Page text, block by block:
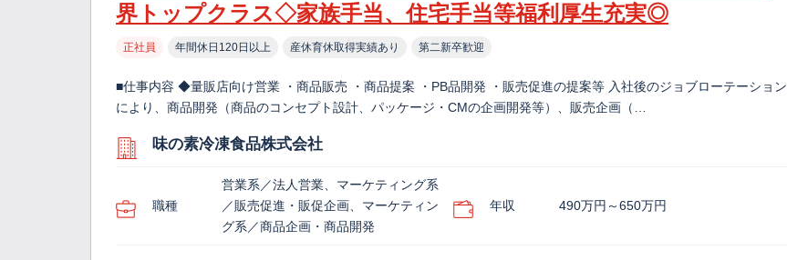
界トップクラス◇家族手当、住宅手当等福利厚生充実◎
正社員 年間休日120日以上 産休育休取得実績あり 第二新卒歓迎
■仕事内容 ◆量販店向け営業 ・商品販売 ・商品提案 ・PB品開発 ・販売促進の提案等 入社後のジョブローテーション
により、商品開発（商品のコンセプト設計、パッケージ・CMの企画開発等）、販売企画（…
味の素冷凍食品株式会社
職種
営業系／法人営業、マーケティング系
／販売促進・販促企画、マーケティン
グ系／商品企画・商品開発
年収 490万円～650万円